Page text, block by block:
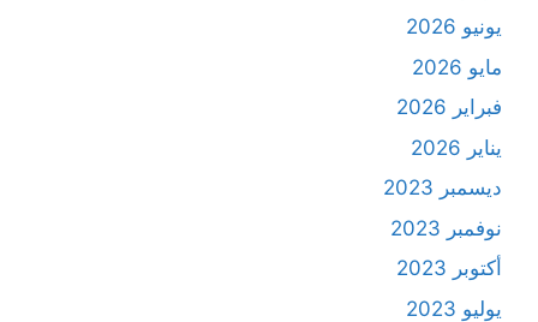
يونيو 2026
مايو 2026
فبراير 2026
يناير 2026
ديسمبر 2023
نوفمبر 2023
أكتوبر 2023
يوليو 2023